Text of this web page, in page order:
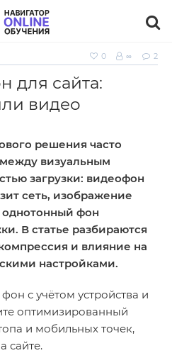
0 ∞ 2
для сайта:
видео
решения часто
визуальным
загрузки: видеофон
сеть, изображение
однотонный фон
В статье разбираются
и влияние на
настройками.
с учётом устройства и
оптимизированный
и мобильных точек,
сайте.